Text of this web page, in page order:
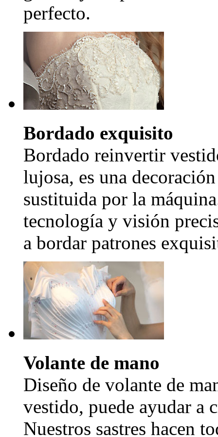
perfecto.
Bordado exquisito
Bordado reinvertir
lujosa, es una
sustituida por la
tecnología y visión
a bordar patrones
Volante de mano
Diseño de volante de
vestido, puede ayudar a
Nuestros sastres hacen